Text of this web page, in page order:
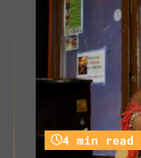
4 min read